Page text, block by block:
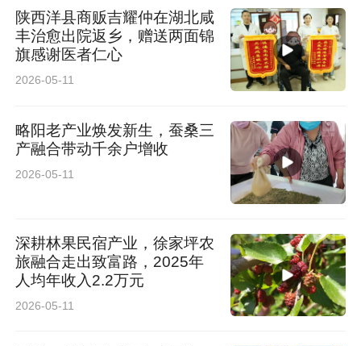
陕西洋县商贩吉耀仲在湖北咸
丰治愈出院返乡，赠送两面锦
旗感谢医者仁心
2026-05-11
略阳老产业焕发新生，蚕桑三
产融合带动千余户增收
2026-05-11
深耕林果民宿产业，徐家坪农
旅融合走出致富路，2025年
人均年收入2.2万元
2026-05-11